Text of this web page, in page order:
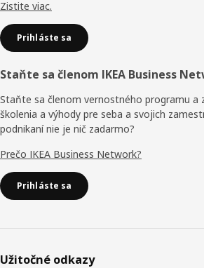
Zistite viac.
Prihláste sa
Staňte sa členom IKEA Business
Staňte sa členom vernostného programu a
školenia a výhody pre seba a svojich
podnikaní nie je nič zadarmo?
Prečo IKEA Business Network?
Prihláste sa
Užitočné odkazy